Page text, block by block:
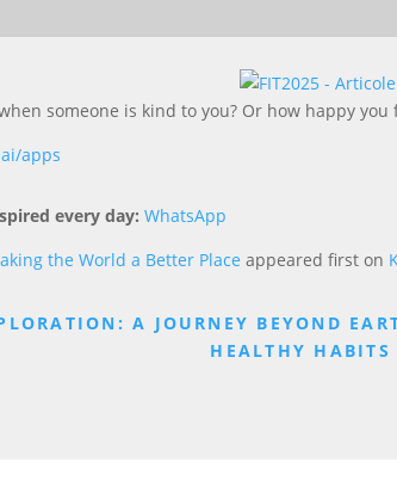
someone is kind to you? Or how happy
apps
every day: WhatsApp
the World a Better Place appeared first on
A JOURNEY BEYOND
HEALTHY HABITS